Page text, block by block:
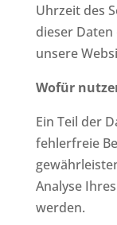
Uhrzeit des
dieser
unsere
Wofür
Ein Teil der
fehlerfreie
Analyse
werden.